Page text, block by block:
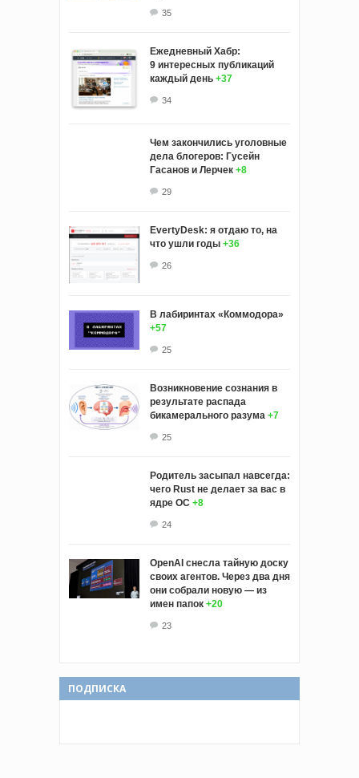
35
Ежедневный Хабр:
9 интересных публикаций
каждый день +37
34
Чем закончились уголовные
дела блогеров: Гусейн
Гасанов и Лерчек +8
29
EvertyDesk: я отдаю то, на
что ушли годы +36
26
В лабиринтах «Коммодора»
+57
25
Возникновение сознания в
результате распада
бикамерального разума +7
25
Родитель засыпал навсегда:
чего Rust не делает за вас в
ядре ОС +8
24
OpenAI снесла тайную доску
своих агентов. Через два дня
они собрали новую — из
имен папок +20
23
ПОДПИСКА